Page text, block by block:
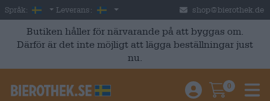
Skip to main content
Språk: Swedish
Leverans: Sverige shop@bierothek.de
Butiken håller för närvarande på att byggas om.
Därför är det inte möjligt att lägga beställningar just
nu.
Einloggen /
0